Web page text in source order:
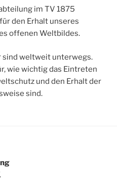
im TV 1875
den Erhalt unseres
offenen Weltbildes.
sind weltweit unterwegs.
wie wichtig das Eintreten
und den Erhalt der
sind.